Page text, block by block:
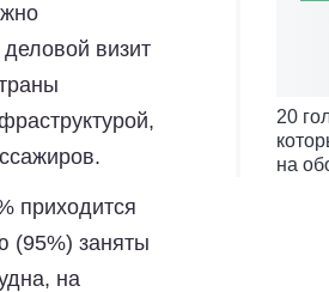
визит
приходится
(95%) заняты
на
20
на